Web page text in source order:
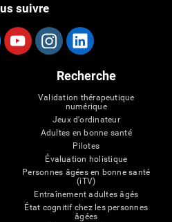
suivre
Recherche
Validation thérapeutique
numérique
Jeux d'ordinateur
Adultes en bonne santé
Pilotes
Évaluation holistique
Personnes âgées en bonne santé
(iTV)
Entraînement adultes âgés
État cognitif chez les personnes
âgées